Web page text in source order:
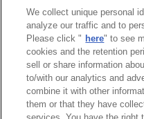
スポット溶接
レーザー溶接
その他
産業用ロボットのデジタ
産業用ロボット導入時の
製品セキュリティへの取
脆弱性情報一覧
We collect unique personal
analyze our traffic and to
Please click " here" to see
cookies and the retention
sell or share information
to/with our analytics and
combine it with other
them or that they have